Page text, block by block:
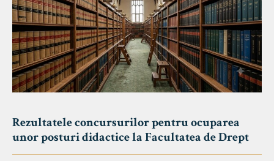
Rezultatele concursurilor pentru ocuparea
unor posturi didactice la Facultatea de Drept